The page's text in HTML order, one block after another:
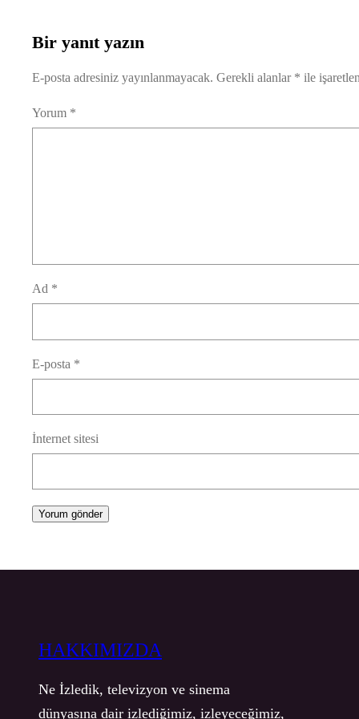
Bir yanıt yazın
E-posta adresiniz yayınlanmayacak. Gerekli alanlar * ile
Yorum *
Ad *
E-posta *
İnternet sitesi
HAKKIMIZDA
Ne İzledik, televizyon ve sinema
dünyasına dair izlediğimiz, izleyeceğimiz,